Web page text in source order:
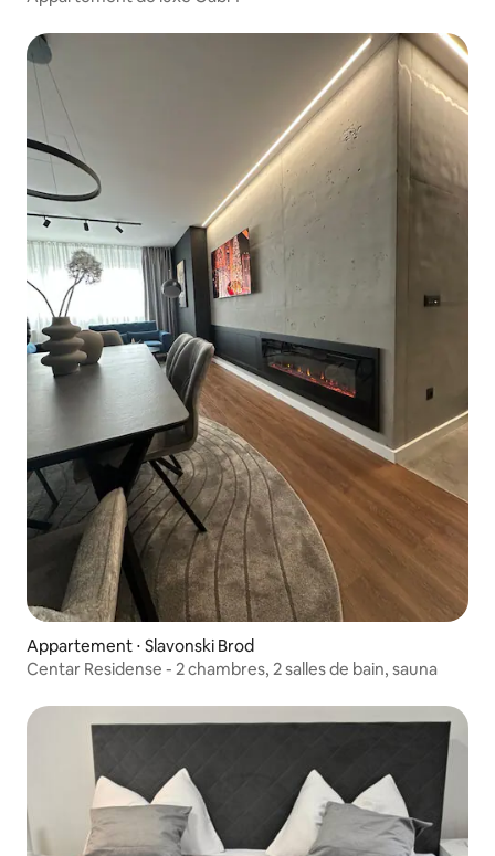
Appartement ⋅ Slavonski Brod
Centar Residense - 2 chambres, 2 salles de bain, sauna